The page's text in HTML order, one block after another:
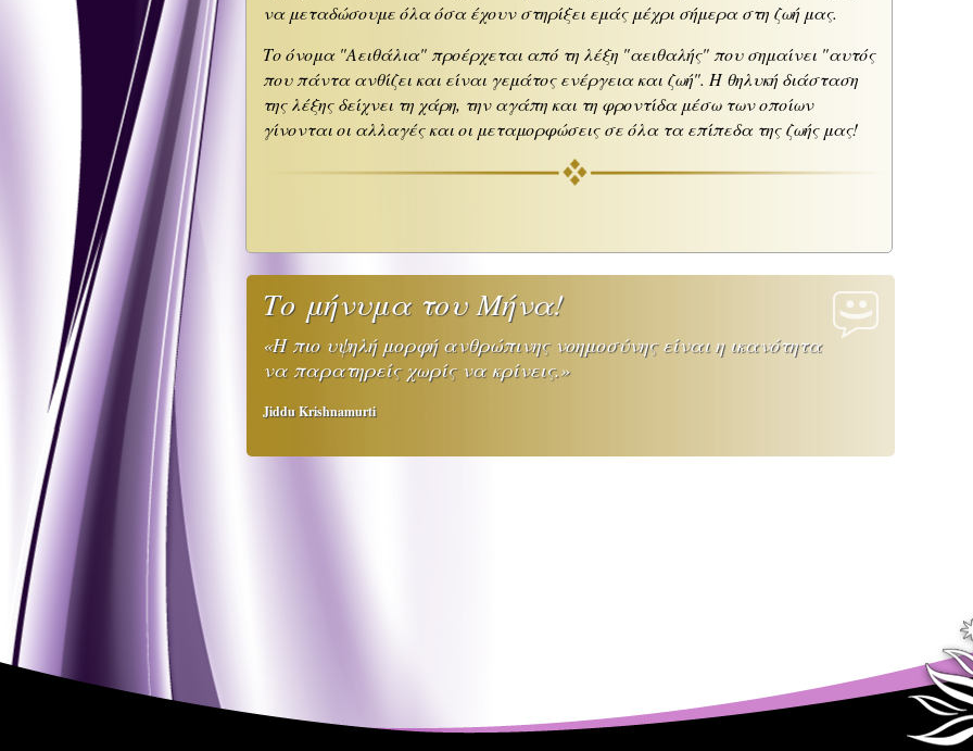
να μεταδώσουμε όλα όσα έχουν στηρίξει εμάς μέχρι σήμερα στη ζωή μας.
Το όνομα "Αειθάλια" προέρχεται από τη λέξη "αειθαλής" που σημαίνει "αυτός
που πάντα ανθίζει και είναι γεμάτος ενέργεια και ζωή". Η θηλυκή διάσταση
της λέξης δείχνει τη χάρη, την αγάπη και τη φροντίδα μέσω των οποίων
γίνονται οι αλλαγές και οι μεταμορφώσεις σε όλα τα επίπεδα της ζωής μας!
Το μήνυμα του Μήνα!
«Η πιο υψηλή μορφή ανθρώπινης νοημοσύνης είναι η ικανότητα
να παρατηρείς χωρίς να κρίνεις.»
Jiddu Krishnamurti